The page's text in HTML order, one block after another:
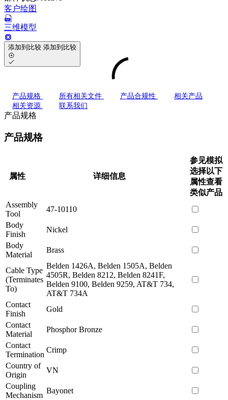
客户绘图
三维模型
添加到比较 添加到比较
产品规格 所有相关文件 产品合规性
相关产品
相关资源
联系我们
产品规格
产品规格
属性 详细信息
参见模拟
选择以下
属性查看
类似产品
Assembly
Tool
47-10110
Body
Finish
Nickel
Body
Material
Brass
Cable Type
(Terminates
To)
Belden 1426A, Belden 1505A, Belden
4505R, Belden 8212, Belden 8241F,
Belden 9100, Belden 9259, AT&T 734,
AT&T 734A
Contact
Finish
Gold
Contact
Material
Phosphor Bronze
Contact
Termination
Crimp
Country of
Origin
VN
Coupling
Mechanism
Bayonet